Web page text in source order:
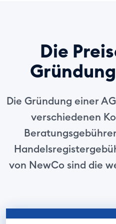
Die
Die Gründung einer
verschiedenen
von NewCo sind die